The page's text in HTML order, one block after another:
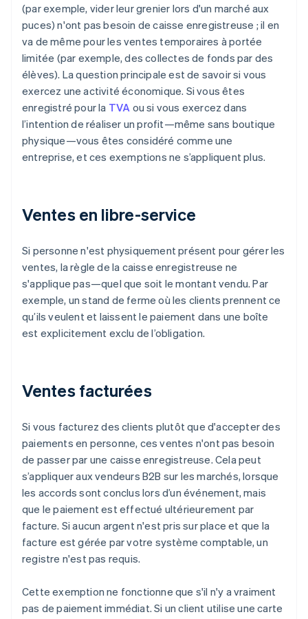
(par exemple, vider leur grenier lors d'un marché aux
puces) n'ont pas besoin de caisse enregistreuse ; il en
va de même pour les ventes temporaires à portée
limitée (par exemple, des collectes de fonds par des
élèves). La question principale est de savoir si vous
exercez une activité économique. Si vous êtes
enregistré pour la TVA ou si vous exercez dans
l’intention de réaliser un profit—même sans boutique
physique—vous êtes considéré comme une
entreprise, et ces exemptions ne s’appliquent plus.
Ventes en libre-service
Si personne n'est physiquement présent pour gérer les
ventes, la règle de la caisse enregistreuse ne
s'applique pas—quel que soit le montant vendu. Par
exemple, un stand de ferme où les clients prennent ce
qu’ils veulent et laissent le paiement dans une boîte
est explicitement exclu de l’obligation.
Ventes facturées
Si vous facturez des clients plutôt que d'accepter des
paiements en personne, ces ventes n'ont pas besoin
de passer par une caisse enregistreuse. Cela peut
s’appliquer aux vendeurs B2B sur les marchés, lorsque
les accords sont conclus lors d’un événement, mais
que le paiement est effectué ultérieurement par
facture. Si aucun argent n'est pris sur place et que la
facture est gérée par votre système comptable, un
registre n'est pas requis.
Cette exemption ne fonctionne que s'il n'y a vraiment
pas de paiement immédiat. Si un client utilise une carte